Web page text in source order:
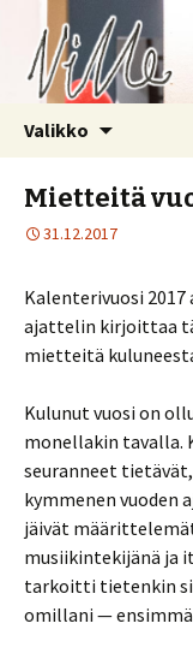
Valikko
Mietteitä
31.12.2017
Kalenterivuosi
ajattelin kirjoittaa
mietteitä
Kulunut vuosi on
monellakin tavalla.
seuranneet
kymmenen vuoden
jäivät
musiikintekijänä ja
tarkoitti tietenkin
omillani —